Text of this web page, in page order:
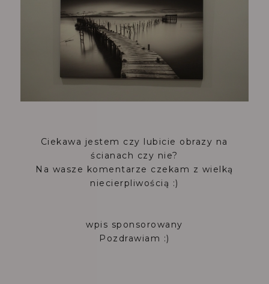
Ciekawa jestem czy lubicie obrazy na
ścianach czy nie?
Na wasze komentarze czekam z wielką
niecierpliwością :)
wpis sponsorowany
Pozdrawiam :)